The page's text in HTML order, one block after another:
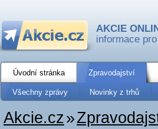
AKCIE
informace
Úvodní stránka Zpravodajství
Všechny zprávy Novinky z trhů
Akcie.cz»